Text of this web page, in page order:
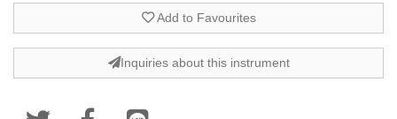
Add to Favourites
Inquiries about this instrument